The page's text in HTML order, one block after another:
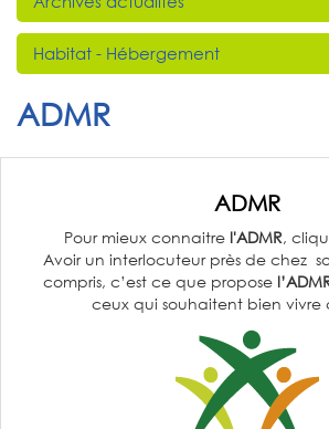
Habitat - Hébergement
ADMR
ADMR
Pour mieux connaitre l'ADMR,
Avoir un interlocuteur près de chez
compris, c’est ce que propose
ceux qui souhaitent bien vivre